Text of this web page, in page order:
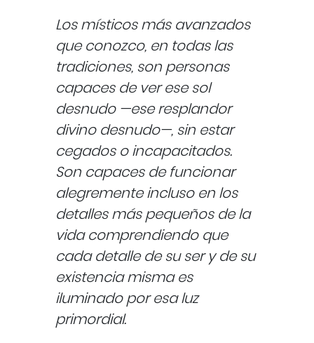
Los místicos más avanzados
que conozco, en todas las
tradiciones, son personas
capaces de ver ese sol
desnudo —ese resplandor
divino desnudo—, sin estar
cegados o incapacitados.
Son capaces de funcionar
alegremente incluso en los
detalles más pequeños de la
vida comprendiendo que
cada detalle de su ser y de su
existencia misma es
iluminado por esa luz
primordial.